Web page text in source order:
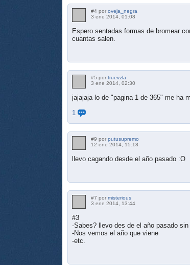
#4 por oveja_negra
3 ene 2014, 01:08
Espero sentadas formas de bromear
cuantas salen.
#5 por truevzla
3 ene 2014, 02:30
jajajaja lo de "pagina 1 de 365" me ha
1
#9 por putusupremo
12 ene 2014, 15:18
llevo cagando desde el año pasado :O
#7 por misterious
3 ene 2014, 13:44
#3
-Sabes? llevo des de el año pasado sin
-Nos vemos el año que viene
-etc.